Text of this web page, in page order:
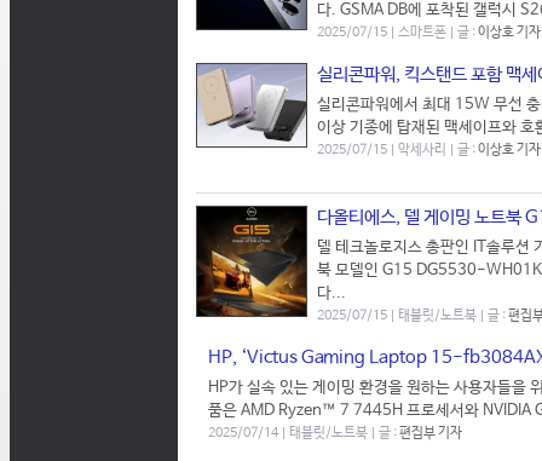
다. GSMA DB에 포착된 갤럭시
2025/07/15 | 스마트폰 | 글 :이상호 기자
실리콘파워, 킥스탠드 포함 맥
실리콘파워에서 최대 15W 무선
이상 기종에 탑재된 맥세이프와
2025/07/15 | 악세사리 | 글 :이상호 기자
다올티에스, 델 게이밍 노트북
델 테크놀로지스 총판인 IT솔루션
북 모델인 G15 DG5530-
다...
2025/07/15 | 태블릿/노트북 | 글 :편집
HP, ‘Victus Gaming Laptop 15-
HP가 실속 있는 게이밍 환경을 원하는 사용자들
품은 AMD Ryzen™ 7 7445H 프로세서와 NVIDIA
2025/07/14 | 태블릿/노트북 | 글 :편집부 기자